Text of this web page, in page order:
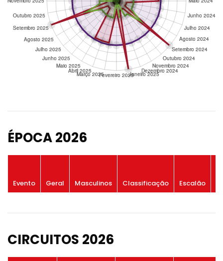
ÉPOCA 2026
Evento Geral Masculinos Classificação Escalão
CIRCUITOS 2026